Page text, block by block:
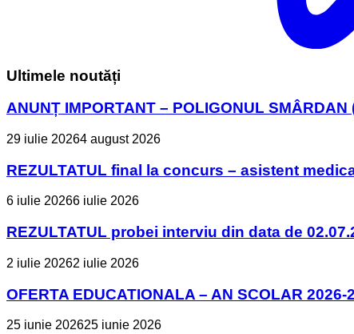
Ultimele noutăți
ANUNȚ IMPORTANT – POLIGONUL SMÂRDAN
29 iulie 20264 august 2026
REZULTATUL final la concurs – asistent
6 iulie 20266 iulie 2026
REZULTATUL probei interviu din data de
2 iulie 20262 iulie 2026
OFERTA EDUCATIONALA – AN SCOLAR 2026-
25 iunie 202625 iunie 2026